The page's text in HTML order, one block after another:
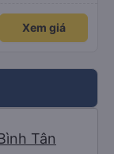
Xem giá
Tân